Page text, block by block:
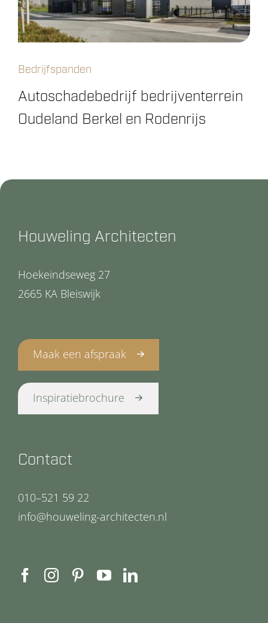
Autoschadebedrijf bedrijventerrein
Oudeland Berkel en Rodenrijs
Bedrijfspanden
Houweling Architecten
Hoekeindseweg 27
2665 KA Bleiswijk
Maak een afspraak
Inspiratiebrochure
Contact
010–521 59 22
info@houweling-architecten.nl